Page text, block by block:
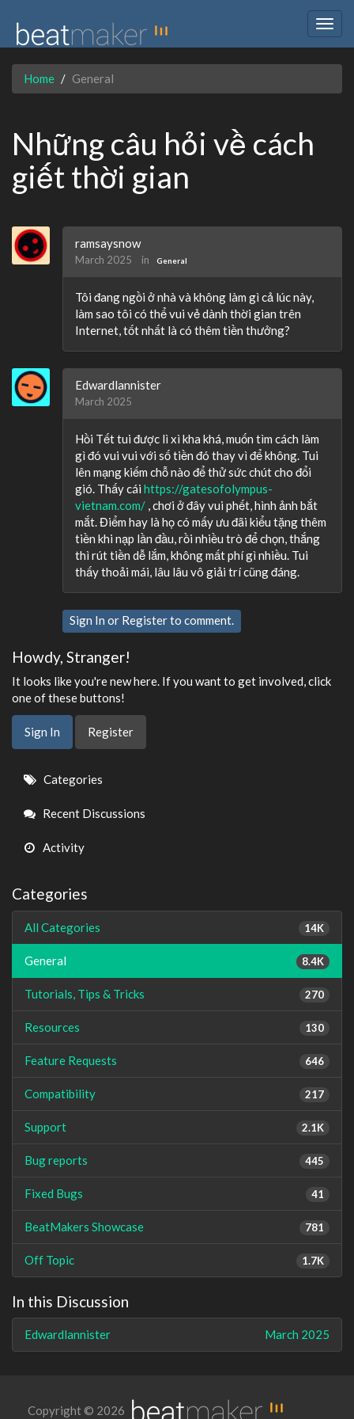
Home General
Những câu hỏi về cách
giết thời gian
ramsaysnow
March 2025 in General
Tôi đang ngồi ở nhà và không làm gì cả lúc này,
làm sao tôi có thể vui vẻ dành thời gian trên
Internet, tốt nhất là có thêm tiền thưởng?
Edwardlannister
March 2025
Hồi Tết tui được lì xì kha khá, muốn tìm cách làm
gì đó vui vui với số tiền đó thay vì để không. Tui
lên mạng kiếm chỗ nào để thử sức chút cho đổi
gió. Thấy cái https://gatesofolympus-
vietnam.com/ , chơi ở đây vui phết, hình ảnh bắt
mắt. Điểm hay là họ có mấy ưu đãi kiểu tặng thêm
tiền khi nạp lần đầu, rồi nhiều trò để chọn, thắng
thì rút tiền dễ lắm, không mất phí gì nhiều. Tui
thấy thoải mái, lâu lâu vô giải trí cũng đáng.
Sign In or Registerto comment.
Howdy, Stranger!
It looks like you're new here. If you want to get involved, click
one of these buttons!
Sign In Register
Quick
Links
Categories
Recent Discussions
Activity
Categories
14K
All Categories
8.4K
General
270
Tutorials, Tips & Tricks
130
Resources
646
Feature Requests
217
Compatibility
2.1K
Support
445
Bug reports
41
Fixed Bugs
781
BeatMakers Showcase
1.7K
Off Topic
In this Discussion
March 2025
Edwardlannister
Copyright © 2026